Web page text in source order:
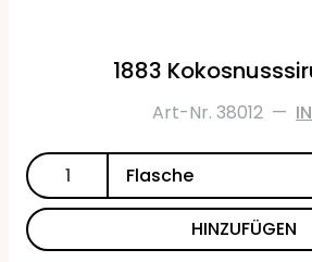
1883
Art-Nr. 38012 —
HINZUFÜGEN